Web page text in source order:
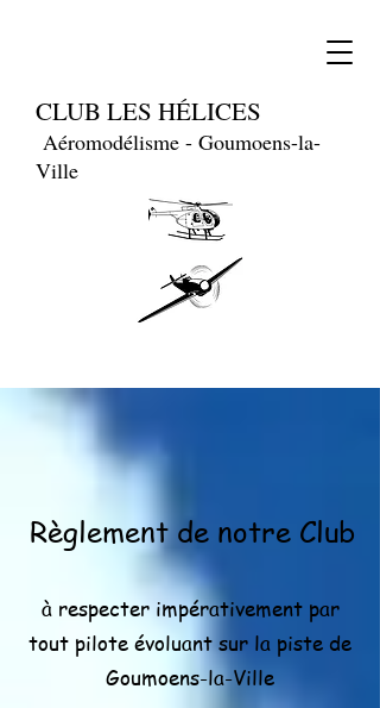
CLUB LES HÉLICES
Aéromodélisme - Goumoens-la-
Ville
Règlement de notre Club
à respecter impérativement par
tout pilote évoluant sur la piste de
Goumoens-la-Ville